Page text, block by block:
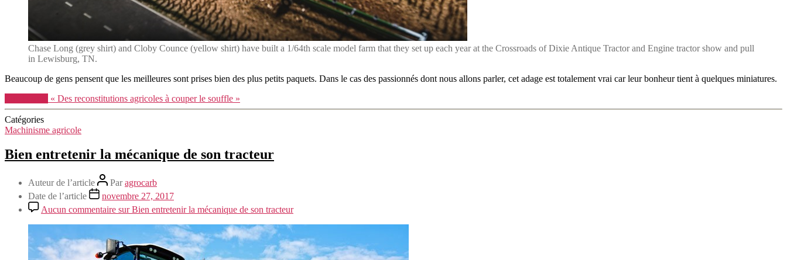
Chase Long (grey shirt) and Cloby Counce (yellow shirt) have built a 1/64th scale model farm that they set up each year at the Crossroads of Dixie Antique Tractor and Engine tractor show and pull
in Lewisburg, TN.
Beaucoup de gens pensent que les meilleures sont prises bien des plus petits paquets. Dans le cas des passionnés dont nous allons parler, cet adage est totalement vrai car leur bonheur tient à quelques miniatures.
« Des reconstitutions agricoles à couper le souffle »
Catégories
Machinisme agricole
Bien entretenir la mécanique de son tracteur
Auteur de l’article Paragrocarb
Date de l’article
novembre 27, 2017
Aucun commentaire sur Bien entretenir la mécanique de son tracteur